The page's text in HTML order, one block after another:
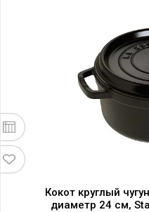
Кокот круглый
диаметр 24 см,